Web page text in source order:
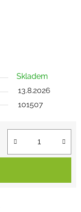
Skladem
13.8.2026
101507